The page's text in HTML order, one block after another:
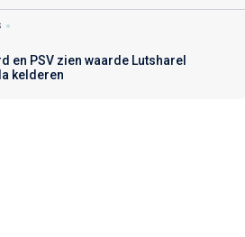
en PSV zien waarde Lutsharel
kelderen